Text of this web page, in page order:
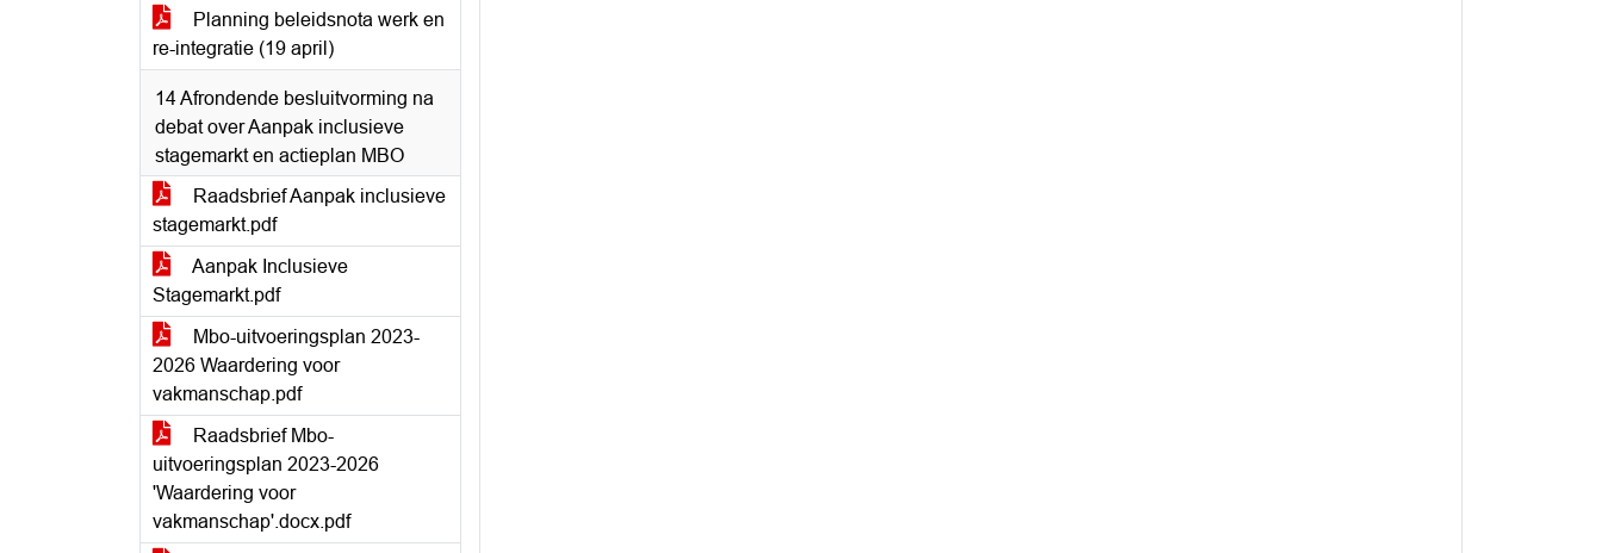
Planning beleidsnota werk en
re-integratie (19 april)
14 Afrondende besluitvorming na
debat over Aanpak inclusieve
stagemarkt en actieplan MBO
Raadsbrief Aanpak inclusieve
stagemarkt.pdf
Aanpak Inclusieve
Stagemarkt.pdf
Mbo-uitvoeringsplan 2023-
2026 Waardering voor
vakmanschap.pdf
Raadsbrief Mbo-
uitvoeringsplan 2023-2026
'Waardering voor
vakmanschap'.docx.pdf